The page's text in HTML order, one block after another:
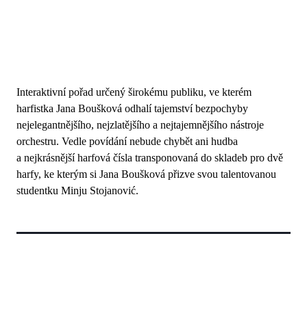
Interaktivní pořad určený širokému publiku, ve kterém
harfistka Jana Boušková odhalí tajemství bezpochyby
nejelegantnějšího, nejzlatějšího a nejtajemnějšího nástroje
orchestru. Vedle povídání nebude chybět ani hudba
a nejkrásnější harfová čísla transponovaná do skladeb pro dvě
harfy, ke kterým si Jana Boušková přizve svou talentovanou
studentku Minju Stojanović.